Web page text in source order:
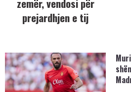
prejardhjen e tij